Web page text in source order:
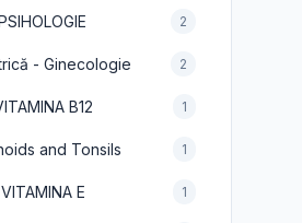
2
- Ginecologie 2
B12 1
and Tonsils 1
VITAMINA E 1